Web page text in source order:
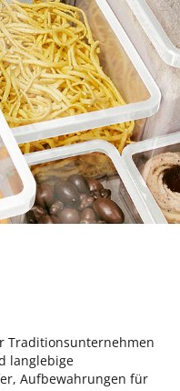
Traditionsunternehmen
langlebige
Aufbewahrungen für